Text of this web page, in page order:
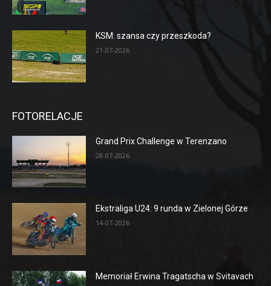
KSM: szansa czy przeszkoda?
21-07-2026
FOTORELACJE
Grand Prix Challenge w Terenzano
28-07-2026
Ekstraliga U24: 9 runda w Zielonej Górze
14-07-2026
Memoriał Erwina Tragatscha w Svitavach